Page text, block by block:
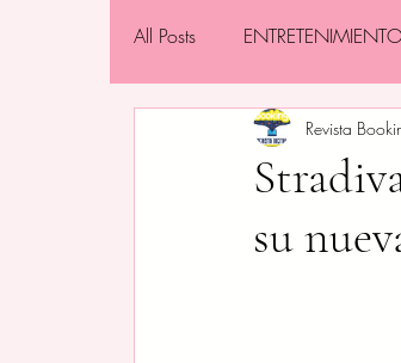
All Posts
NEGOCIOS/
su
Revista